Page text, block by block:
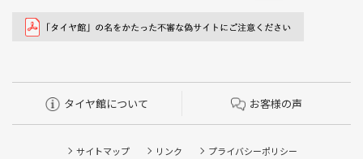
タイヤ館について お客様の声
サイトマップ リンク
プライバシーポリシー